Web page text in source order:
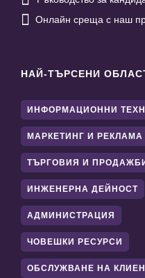
 Онлайн среща с наш
НАЙ-ТЪРСЕНИ
ИНФОРМАЦИОННИ
МАРКЕТИНГ И РЕКЛАМА
ТЪРГОВИЯ И
ИНЖЕНЕРНА ДЕЙНОСТ
АДМИНИСТРАЦИЯ
ЧОВЕШКИ РЕСУРСИ
ОБСЛУЖВАНЕ НА